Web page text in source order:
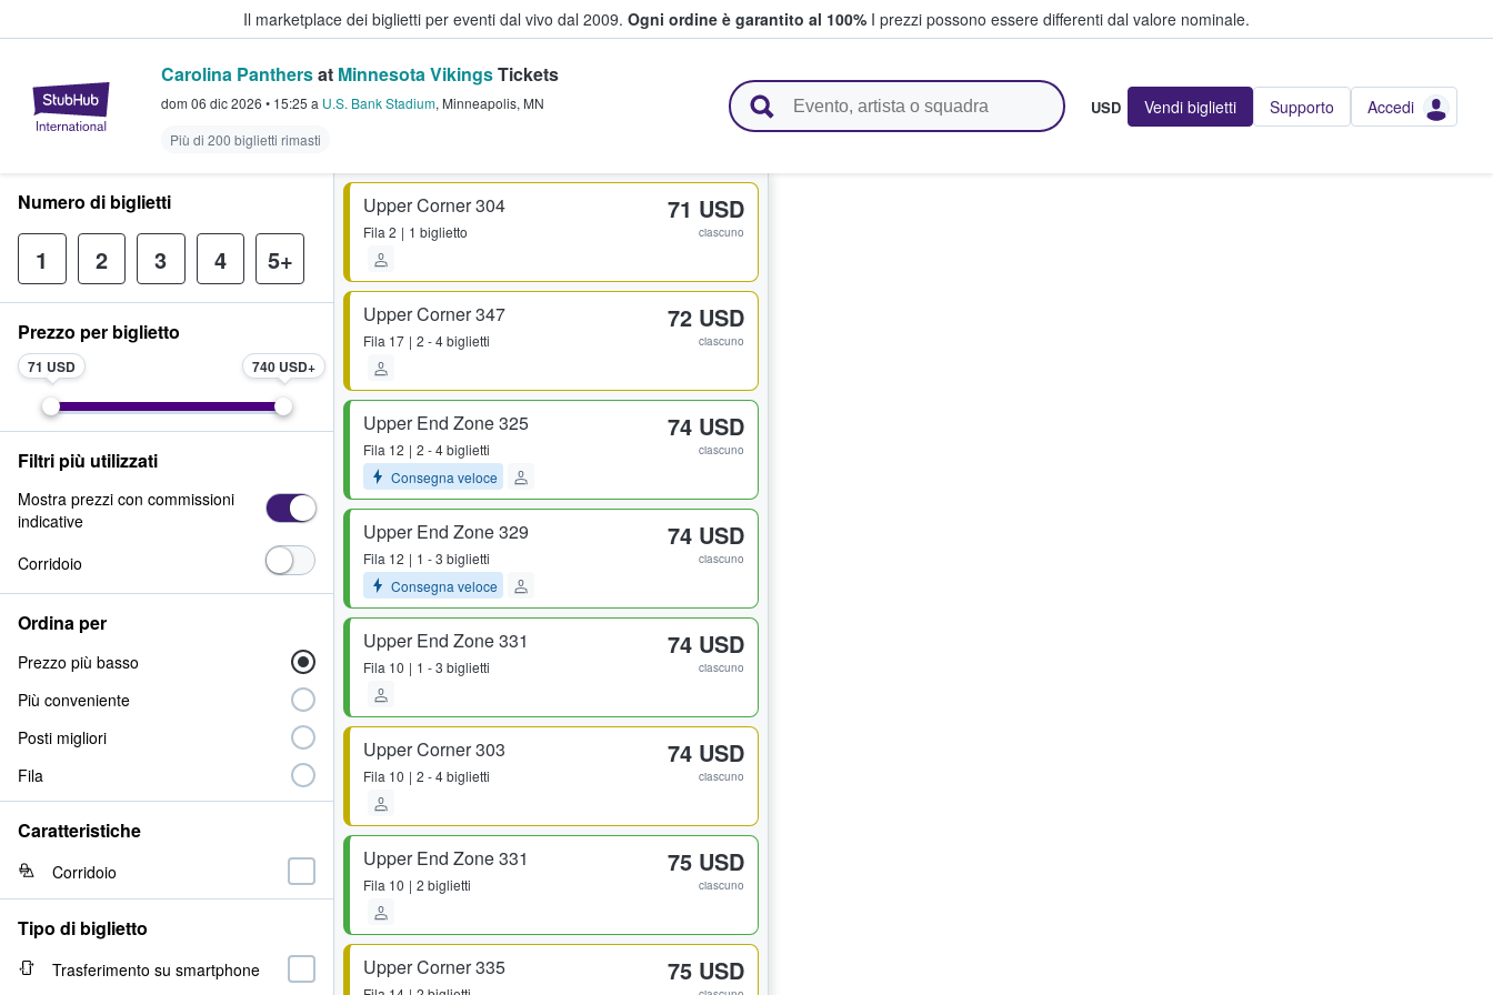
Il marketplace dei biglietti per eventi dal vivo dal 2009. Ogni ordine è garantito al 100% I prezzi possono essere differenti dal valore nominale.
StubHub - Dove i fan comprano e vendono biglietti
Carolina Panthersat Minnesota VikingsTickets
dom 06 dic 2026 • 15:25 a U.S. Bank Stadium, Minneapolis, MN
Più di 200 biglietti rimasti
USD Vendi biglietti Supporto Accedi
Upper Corner 304
Fila 2 1 biglietto
71 USD
ciascuno
Upper Corner 347
Fila 17 2 - 4 biglietti
72 USD
ciascuno
Upper End Zone 325
Fila 12
2 - 4 biglietti
Consegna veloce
74 USD
ciascuno
Upper End Zone 329
Fila 12
1 - 3 biglietti
Consegna veloce
74 USD
ciascuno
Upper End Zone 331
Fila 10 1 - 3 biglietti
74 USD
ciascuno
Upper Corner 303
Fila 10 2 - 4 biglietti
74 USD
ciascuno
Upper End Zone 331
Fila 10 2 biglietti
75 USD
ciascuno
Upper Corner 335 75 USD
Numero di biglietti
1 2 3 4 5+
Prezzo per biglietto
71 USD 740 USD
Filtri più utilizzati
Mostra prezzi con commissioni
indicative
Corridoio
Ordina per
Prezzo più basso
Più conveniente
Posti migliori
Fila
Caratteristiche
Corridoio
Tipo di biglietto
Trasferimento su smartphone